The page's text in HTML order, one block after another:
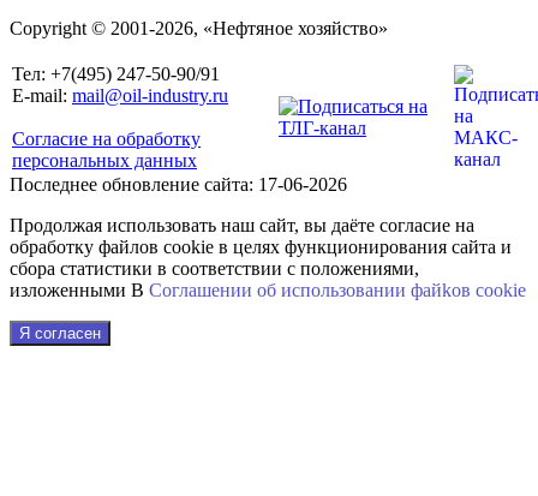
Copyright © 2001-2026, «Нефтяное хозяйство»
Тел: +7(495) 247-50-90/91
E-mail: mail@oil-industry.ru
Согласие на обработку
персональных данных
Последнее обновление сайта: 17-06-2026
Продолжая использовать наш сайт, вы даёте согласие на
обработку файлов cookie в целях функционирования сайта и
сбора статистики в соответствии с положениями,
изложенными В Соглашении об использовании файkов cookie
Я согласен